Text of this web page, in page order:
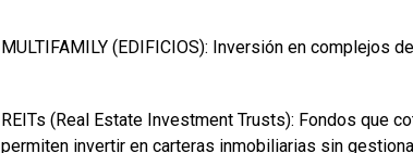
MULTIFAMILY (EDIFICIOS): Inversión en complejos
REITs (Real Estate Investment Trusts): Fondos que
permiten invertir en carteras inmobiliarias sin